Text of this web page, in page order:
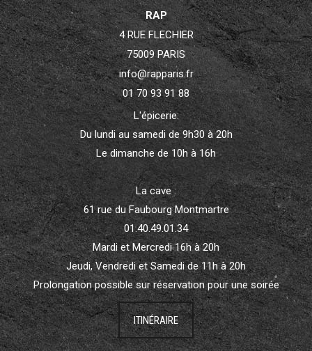
RAP
4 RUE FLECHIER
75009 PARIS
info@rapparis.fr
01 70 93 91 88
L'épicerie:
Du lundi au samedi de 9h30 à 20h
Le dimanche de 10h à 16h
La cave :
61 rue du Faubourg Montmartre
01.40.49.01.34
Mardi et Mercredi 16h à 20h
Jeudi, Vendredi et Samedi de 11h à 20h
Prolongation possible sur réservation pour une soirée
ITINÉRAIRE